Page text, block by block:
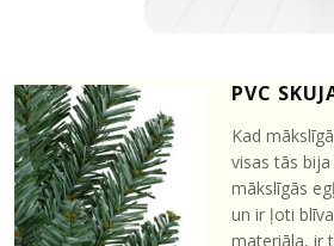
PVC
Kad
visas tās
mākslīgās
un ir ļoti
materiāla, ir